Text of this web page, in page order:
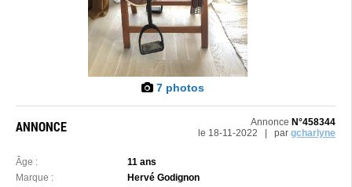
7 photos
ANNONCE Annonce N°458344
le 18-11-2022 | par gcharlyne
Âge :
11 ans
Marque :
Hervé Godignon